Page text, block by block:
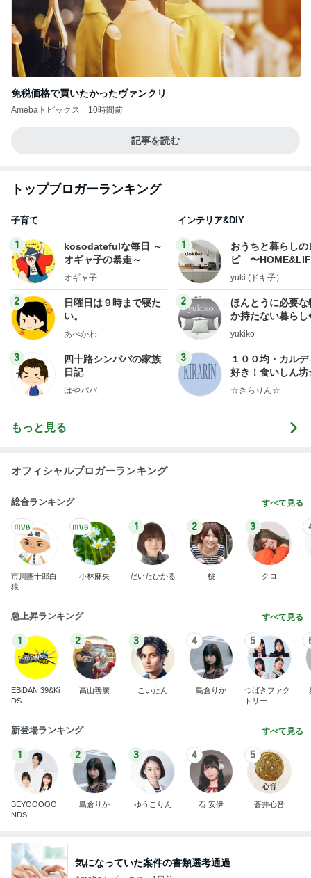
免税価格で買いたかったヴァンクリ
Amebaトピックス 10時間前
記事を読む
トップブロガーランキング
子育て
1
kosodatefulな毎日 ～
オギャ子の暴走～
オギャ子
2
日曜日は９時まで寝た
い。
あべかわ
3
四十路シンパパの家族
日記
はやパパ
インテリア&DIY
1
おうちと暮らしの
ピ 〜
yuki (ドキ子）
2
ほんとうに必要な
か持たない暮ら
ep Life Simple◆
yukiko
3
１００均・カルデ
好き！食いしん
らりん☆のブログ
☆きらりん☆
もっと見る
オフィシャルブロガーランキング
総合ランキング すべて見る
市川團十郎白
猿
小林麻央
1
だいたひかる
2
桃
3
クロ
急上昇ランキング すべて見る
1
EBiDAN 39&Ki
DS
2
高山善廣
3
こいたん
4
島倉りか
5
つばきファク
トリー
新登場ランキング すべて見る
1
BEYOOOOO
NDS
2
島倉りか
3
ゆうこりん
4
石 安伊
5
蒼井心音
気になっていた案件の書類選考通過